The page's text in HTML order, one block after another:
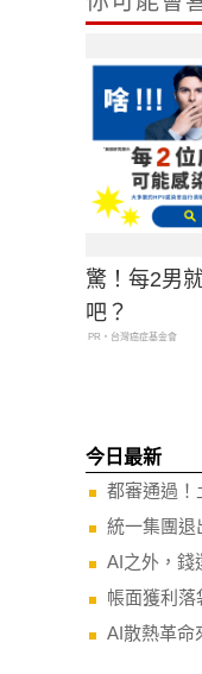
驚！每2男
吧？
PR・台灣癌症基金會
今日最新
都審通過！
統一集團退
AI之外，錢
帳面獲利落
AI散熱革命